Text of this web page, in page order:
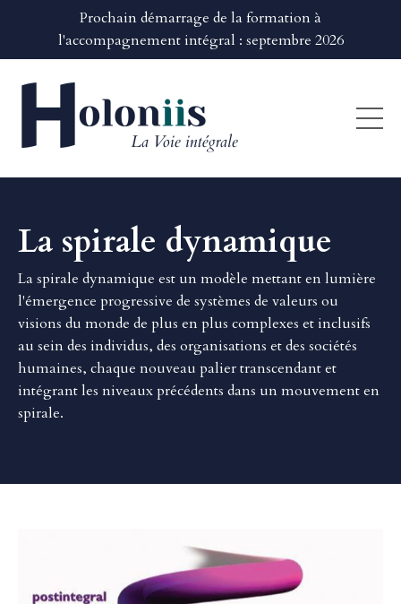
Prochain démarrage de la formation à
l'accompagnement intégral : septembre 2026
La spirale dynamique
La spirale dynamique est un modèle mettant en lumière
l'émergence progressive de systèmes de valeurs ou
visions du monde de plus en plus complexes et inclusifs
au sein des individus, des organisations et des sociétés
humaines, chaque nouveau palier transcendant et
intégrant les niveaux précédents dans un mouvement en
spirale.